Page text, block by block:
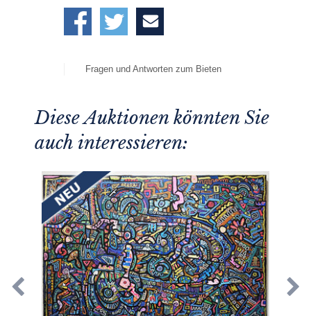
Fragen und Antworten zum Bieten
Diese Auktionen könnten Sie
auch interessieren: